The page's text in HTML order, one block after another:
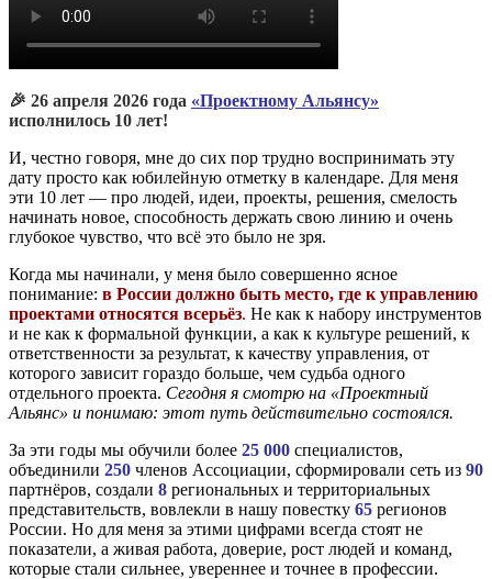
🎉 26 апреля 2026 года «Проектному Альянсу»
исполнилось 10 лет!
И, честно говоря, мне до сих пор трудно воспринимать эту
дату просто как юбилейную отметку в календаре. Для меня
эти 10 лет — про людей, идеи, проекты, решения, смелость
начинать новое, способность держать свою линию и очень
глубокое чувство, что всё это было не зря.
Когда мы начинали, у меня было совершенно ясное
понимание: в России должно быть место, где к управлению
проектами относятся всерьёз. Не как к набору инструментов
и не как к формальной функции, а как к культуре решений, к
ответственности за результат, к качеству управления, от
которого зависит гораздо больше, чем судьба одного
отдельного проекта. Сегодня я смотрю на «Проектный
Альянс» и понимаю: этот путь действительно состоялся.
За эти годы мы обучили более 25 000 специалистов,
объединили 250 членов Ассоциации, сформировали сеть из 90
партнёров, создали 8 региональных и территориальных
представительств, вовлекли в нашу повестку 65 регионов
России. Но для меня за этими цифрами всегда стоят не
показатели, а живая работа, доверие, рост людей и команд,
которые стали сильнее, увереннее и точнее в профессии.